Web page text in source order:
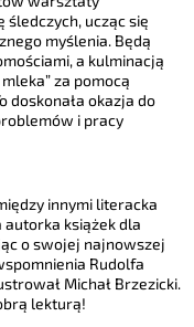
ucząc się
myślenia. Będą
a kulminacją
za pomocą
doskonała okazja do
i pracy
innymi literacka
autorka książek dla
o swojej najnowszej
Rudolfa
Michał Brzezicki.
lekturą!